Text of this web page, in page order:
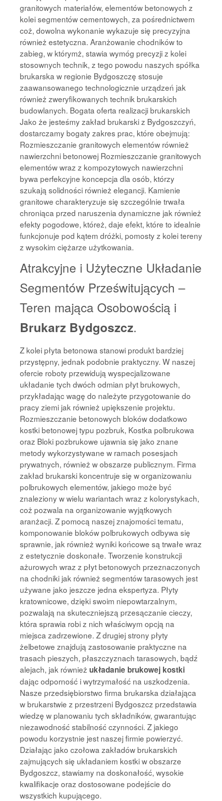
granitowych materiałów, elementów betonowych z
kolei segmentów cementowych, za pośrednictwem
coż, dowolna wykonanie wykazuje się precyzyjna
również estetyczna. Aranżowanie chodników to
zabieg, w którymż, stawia wymóg precyzji z kolei
stosownych technik, z tego powodu naszych spółka
brukarska w regionie Bydgoszczę stosuje
zaawansowanego technologicznie urządzeń jak
również zweryfikowanych technik brukarskich
budowlanych. Bogata oferta realizacji brukarskich
Jako że jesteśmy zakład brukarski z Bydgoszczyń,
dostarczamy bogaty zakres prac, które obejmują:
Rozmieszczanie granitowych elementów również
nawierzchni betonowej Rozmieszczanie granitowych
elementów wraz z kompozytowych nawierzchni
bywa perfekcyjne koncepcja dla osób, którzy
szukają solidności również elegancji. Kamienie
granitowe charakteryzuje się szczególnie trwała
chroniąca przed naruszenia dynamiczne jak również
efekty pogodowe, któreż, daje efekt, które to idealnie
funkcjonuje pod kątem dróżki, pomosty z kolei tereny
z wysokim ciężarze użytkowania.
Atrakcyjne i Użyteczne Układanie
Segmentów Prześwitujących –
Teren mająca Osobowością i
Brukarz Bydgoszcz.
Z kolei płyta betonowa stanowi produkt bardziej
przystępny, jednak podobnie praktyczny. W naszej
ofercie roboty przewidują wyspecjalizowane
układanie tych dwóch odmian płyt brukowych,
przykładając wagę do należyte przygotowanie do
pracy ziemi jak również upiększenie projektu.
Rozmieszczanie betonowych bloków dodatkowo
kostki betonowej typu pozbruk, Kostka polbrukowa
oraz Bloki pozbrukowe ujawnia się jako znane
metody wykorzystywane w ramach posesjach
prywatnych, również w obszarze publicznym. Firma
zakład brukarski koncentruje się w organizowaniu
polbrukowych elementów, jakiego może być
znaleziony w wielu wariantach wraz z kolorystykach,
coż pozwala na organizowanie wyjątkowych
aranżacji. Z pomocą naszej znajomości tematu,
komponowanie bloków polbrukowych odbywa się
sprawnie, jak również wyniki końcowe są trwałe wraz
z estetycznie doskonałe. Tworzenie konstrukcji
ażurowych wraz z płyt betonowych przeznaczonych
na chodniki jak również segmentów tarasowych jest
używane jako jeszcze jedna ekspertyza. Płyty
kratownicowe, dzięki swoim niepowtarzalnym,
pozwalają na skuteczniejszą przesączanie cieczy,
która sprawia robi z nich właściwym opcją na
miejsca zadrzewione. Z drugiej strony płyty
żelbetowe znajdują zastosowanie praktyczne na
trasach pieszych, płaszczyznach tarasowych, bądź
alejach, jak również układanie brukowej kostki
dając odporność i wytrzymałość na uszkodzenia.
Nasze przedsiębiorstwo firma brukarska działająca
w brukarstwie z przestrzeni Bydgoszcz przedstawia
wiedzę w planowaniu tych składników, gwarantując
niezawodność stabilność czynności. Z jakiego
powodu korzystnie jest naszej firmie powierzyć.
Działając jako czołowa zakładów brukarskich
zajmujących się układaniem kostki w obszarze
Bydgoszcz, stawiamy na doskonałość, wysokie
kwalifikacje oraz dostosowane podejście do
wszystkich kupującego.